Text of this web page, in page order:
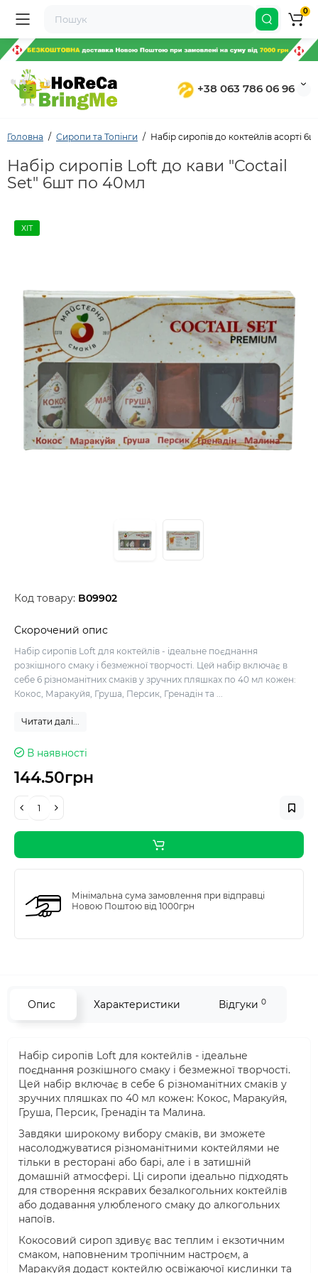
+38 063 786 06 96
0
Головна Сиропи та Топінги Набір сиропів до коктейлів асорті
Набір сиропів Loft до кави "Coctail
Set" 6шт по 40мл
ХІТ
Код товару: B09902
Скорочений опис
Набір сиропів Loft для коктейлів - ідеальне поєднання
розкішного смаку і безмежної творчості. Цей набір включає в
себе 6 різноманітних смаків у зручних пляшках по 40 мл кожен:
Кокос, Маракуйя, Груша, Персик, Гренадін та ...
Читати далі...
В наявності
144.50грн
Мінімальна сума замовлення при відправці
Новою Поштою від 1000грн
Опис Характеристики Відгуки 0
Набір сиропів Loft для коктейлів - ідеальне
поєднання розкішного смаку і безмежної творчості.
Цей набір включає в себе 6 різноманітних смаків у
зручних пляшках по 40 мл кожен: Кокос, Маракуйя,
Груша, Персик, Гренадін та Малина.
Завдяки широкому вибору смаків, ви зможете
насолоджуватися різноманітними коктейлями не
тільки в ресторані або барі, але і в затишній
домашній атмосфері. Ці сиропи ідеально підходять
для створення яскравих безалкогольних коктейлів
або додавання улюбленого смаку до алкогольних
напоїв.
Кокосовий сироп здивує вас теплим і екзотичним
смаком, наповненим тропічним настроєм, а
Маракуйя додаст коктейлю освіжаючої кислинки та